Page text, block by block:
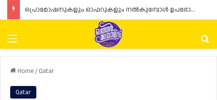
പ്രൊമോഷനുകളും ഓഫറുകളും നൽകുമ്പോൾ ഉപഭോക്താക്കളുടെ അവകാശങ്ങൾ ഉറപ്പാക്കണമെന്ന് ഖത്തർ വാണിജ്യ വ്യവസായ മന്ത്രാലയത്തിന്റെ (MoCI) നിർദ്ദേശം
Menu
Home/ Qatar
Qatar